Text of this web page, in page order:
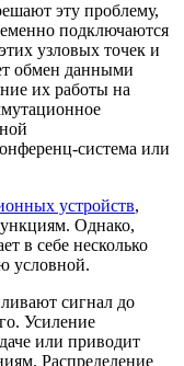
эту проблему,
подключаются
узловых точек и
обмен данными
их работы на
система или
устройств,
Однако,
в себе несколько
условной.
сигнал до
Усиление
или приводит
Распределение